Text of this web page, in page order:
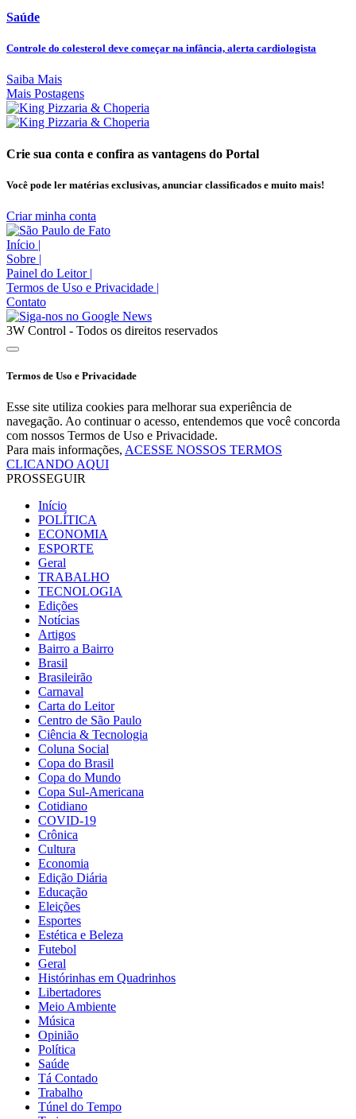
Saúde
Controle do colesterol deve começar na infância, alerta cardiologista
Saiba Mais
Mais Postagens
Crie sua conta e confira as vantagens do Portal
Você pode ler matérias exclusivas, anunciar classificados e muito mais!
Criar minha conta
Início |
Sobre |
Painel do Leitor |
Termos de Uso e Privacidade |
Contato
3W Control - Todos os direitos reservados
Termos de Uso e Privacidade
Esse site utiliza cookies para melhorar sua experiência de
navegação. Ao continuar o acesso, entendemos que você concorda
com nossos Termos de Uso e Privacidade.
Para mais informações, ACESSE NOSSOS TERMOS
CLICANDO AQUI
PROSSEGUIR
Início
POLÍTICA
ECONOMIA
ESPORTE
Geral
TRABALHO
TECNOLOGIA
Edições
Notícias
Artigos
Bairro a Bairro
Brasil
Brasileirão
Carnaval
Carta do Leitor
Centro de São Paulo
Ciência & Tecnologia
Coluna Social
Copa do Brasil
Copa do Mundo
Copa Sul-Americana
Cotidiano
COVID-19
Crônica
Cultura
Economia
Edição Diária
Educação
Eleições
Esportes
Estética e Beleza
Futebol
Geral
Histórinhas em Quadrinhos
Libertadores
Meio Ambiente
Música
Opinião
Política
Saúde
Tá Contado
Trabalho
Túnel do Tempo